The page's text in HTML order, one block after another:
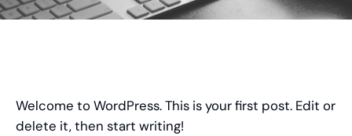
Welcome to WordPress. This is your first post. Edit or
delete it, then start writing!